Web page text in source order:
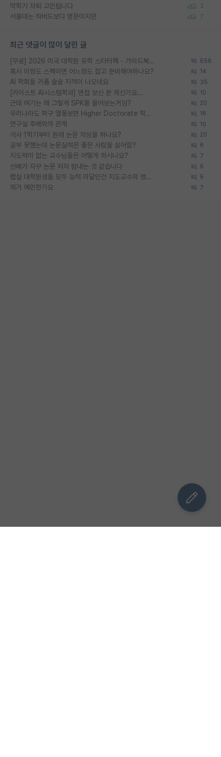
막학기 자퇴 고민됩니다 3
서울대는 하버드보다 명문이지만 7
최근 댓글이 많이 달린 글
[무료] 2026 미국 대학원 유학 스타터팩 - 가이드북 & 합격자 컨택메일 템플릿 656
혹시 이정도 스펙이면 어느정도 잡고 준비해야하나요? 14
AI 학회들 거품 슬슬 지적이 나오네요 35
[카이스트 AI시스템학과] 면접 보신 분 계신가요... 10
근데 여기는 왜 그렇게 SPK를 물어보는거임? 20
우리나라도 학구 열풍보면 Higher Doctorate 학위가 필요하다고 봅니다. 16
연구실 후배와의 관계 10
석사 1학기부터 원래 논문 작성을 하나요? 20
공부 못했는데 논문실적은 좋은 사람을 싫어함? 6
지도력이 없는 교수님들은 어떻게 하시나요? 7
선배가 자꾸 논문 저자 탐내는 것 같습니다 6
랩실 대학원생들 모두 능력 미달인건 지도교수의 영향 아닌가? 9
제가 예민한가요 7